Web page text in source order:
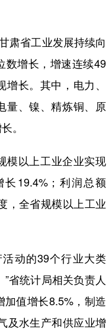
省工业发展持续向
数增长，增速连续49
长。其中，电力、
量、镍、精炼铜、原
。
以上工业企业实现
19.4%；利润总额
，全省规模以上工业
动的39个行业大类
省统计局相关负责人
值增长8.5%，制造
及水生产和供应业增